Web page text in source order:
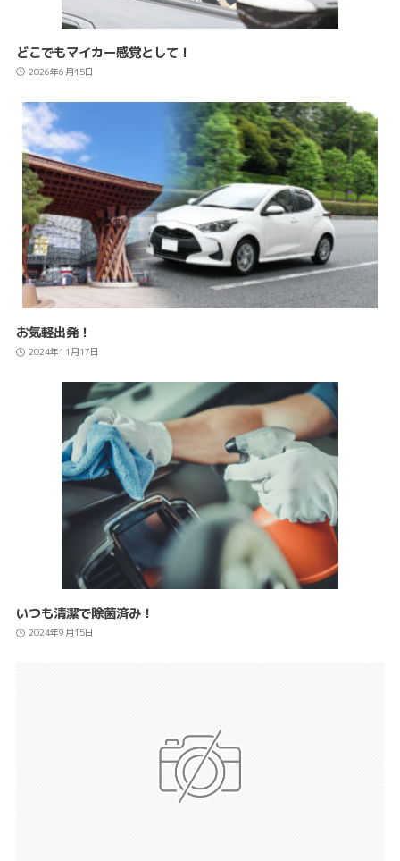
どこでもマイカー感覚として！
2026年6月15日
お気軽出発！
2024年11月17日
いつも清潔で除菌済み！
2024年9月15日